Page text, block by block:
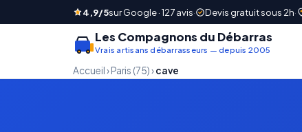
4,9/5sur Google · 127 avis· Devis gratuit sous 2h·
Les Compagnons du Débarras
Vrais artisans débarrasseurs — depuis 2005
Accueil›Paris (75)›cave